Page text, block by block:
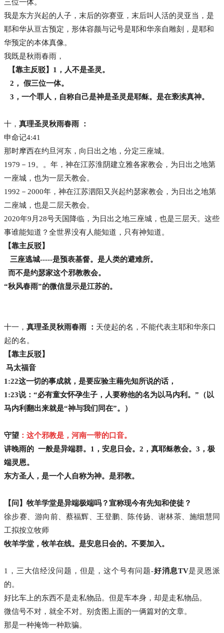
三位一体。
我是东方兴起的人子，末后的弥赛亚，末后叫人活的灵亚当，是
耶和华从亘古预定，形体容颜与记号是耶和华亲自雕刻，是耶和
华预定的本体真像。
我既是秋雨春雨，
【靠主反驳】1，人不是圣灵。
2， 假三位一体。
3，一个罪人，自称自己是神是圣灵是耶稣。是在亵渎真神。
十， 真理圣灵秋雨春雨 ：
申命记4:41
那时摩西在约旦河东，向日出之地，分定三座城。
1979－19。。年，神在江苏淮阴建立雅各家教会，为日出之地第
一座城，也为一层天教会。
1992－2000年，神在江苏泗阳又兴起约瑟家教会，为日出之地第
二座城，也是二层天教会。
2020年9月28号天国降临，为日出之地三座城，也是三层天。这些
事谁能知道？全世界没有人能知道，只有神知道。
【靠主反驳】
三座逃城-----是预表基督。是人类的避难所。
而不是约瑟家这个邪教教会。
“秋风春雨”的微信显示是江苏的。
十一， 真理圣灵秋雨春雨 ： 天使起的名，不能代表主耶和华亲口
起的名。
【靠主反驳】
马太福音
1:22这一切的事成就，是要应验主藉先知所说的话，
1:23说：“必有童女怀孕生子，人要称他的名为以马内利。”（以
马内利翻出来就是“神与我们同在”。）
守望 ：这个邪教是，河南一带的口音。
讲晚雨的 一般是异端群。1，安息日会。2，真耶稣教会。3，极
端灵恩。
东方圣人，是一个人自称为神。是邪教。
【问】牧羊学堂是异端极端吗？宣称现今有先知和使徒？
徐步赛、游向前、蔡福辉、王登鹏、陈传扬、谢林茶、施细慧同
工拟按立牧师
牧羊学堂，牧羊在线。是安息日会的。不要加入。
1，三大信经没问题，但是，这个号有问题-好消息TV是灵恩派
的。
好比车上的东西不是走私物品。但是车本身，却是走私物品。
微信号不对，就全不对。别贪图上面的一俩篇对的文章。
那是一种掩饰一种欺骗。